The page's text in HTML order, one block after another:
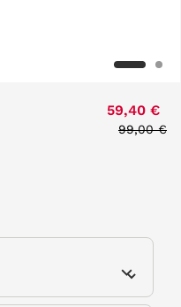
59,40 €
Price
99,00 €